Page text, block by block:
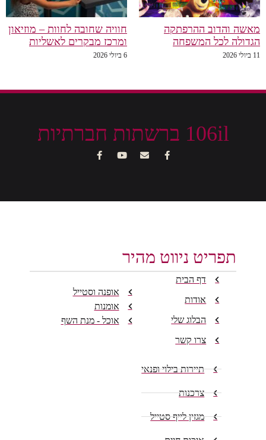
מאשה והדוב ההרפתקה
הגדולה לכל המשפחה
11 ביולי 2026
חוויה שחובה לחוות – מוזיאון
ומרכז מבקרים לאשליות
6 ביולי 2026
106il ברשתות חברתיות
תפריט ניווט מהיר
דף הבית
אודות
הבלוג שלי
צרו קשר
אופנה וסטייל
אומנות
אוכל - מנת השף
תיירות בילוי ופנאי
צרכנות
מגזין לייף סטייל